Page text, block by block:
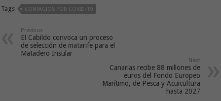
Tags CONTAGIOS POR COVID-19
Previous
El Cabildo convoca un proceso
de selección de matarife para el
Matadero Insular
Next
Canarias recibe 88 millones de
euros del Fondo Europeo
Marítimo, de Pesca y Acuicultura
hasta 2027